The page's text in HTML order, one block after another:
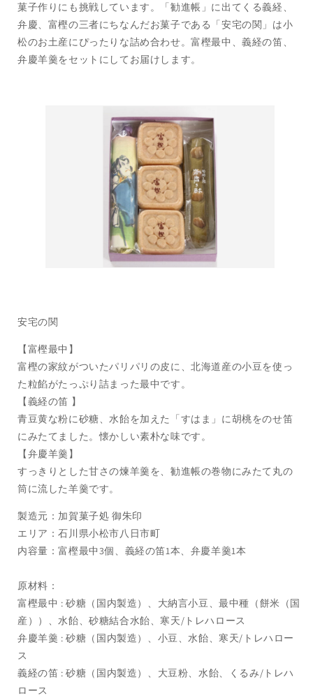
菓子作りにも挑戦しています。「勧進帳」に出てくる義経、
弁慶、富樫の三者にちなんだお菓子である「安宅の関」は小
松のお土産にぴったりな詰め合わせ。富樫最中、義経の笛、
弁慶羊羹をセットにしてお届けします。
安宅の関
【富樫最中】
富樫の家紋がついたパリパリの皮に、北海道産の小豆を使っ
た粒餡がたっぷり詰まった最中です。
【義経の笛 】
青豆黄な粉に砂糖、水飴を加えた「すはま」に胡桃をのせ笛
にみたてました。懐かしい素朴な味です。
【弁慶羊羹】
すっきりとした甘さの煉羊羹を、勧進帳の巻物にみたて丸の
筒に流した羊羹です。
製造元：加賀菓子処 御朱印
エリア：石川県小松市八日市町
内容量：富樫最中3個、義経の笛1本、弁慶羊羹1本
原材料：
富樫最中 : 砂糖（国内製造）、大納言小豆、最中種（餅米（国
産））、水飴、砂糖結合水飴、寒天/トレハロース
弁慶羊羹 : 砂糖（国内製造）、小豆、水飴、寒天/トレハロー
ス
義経の笛 : 砂糖（国内製造）、大豆粉、水飴、くるみ/トレハ
ロース